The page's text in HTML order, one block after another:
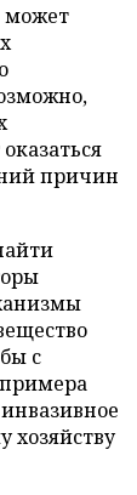
может
причин
с
хозяйству